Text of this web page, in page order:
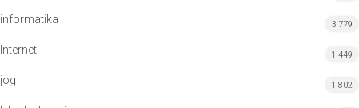
informatika 3 779
Internet 1 449
jog 1 802